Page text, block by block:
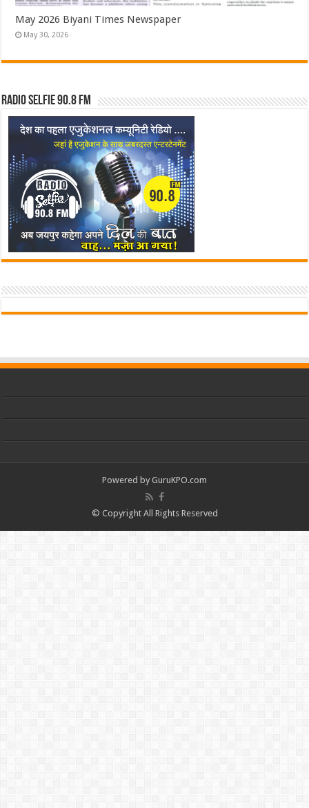
May 2026 Biyani Times Newspaper
May 30, 2026
Radio Selfie 90.8 FM
Powered by GuruKPO.com
© Copyright All Rights Reserved